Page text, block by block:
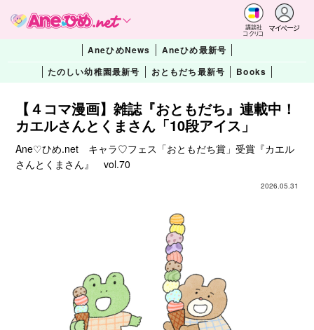
講談社
コクリコ
マイページ
AneひめNews
Aneひめ最新号
たのしい幼稚園最新号
おともだち最新号 Books
【４コマ漫画】雑誌『おともだち』連載中！
カエルさんとくまさん「10段アイス」
Ane♡ひめ.net キャラ♡フェス「おともだち賞」受賞『カエル
さんとくまさん』 vol.70
2026.05.31